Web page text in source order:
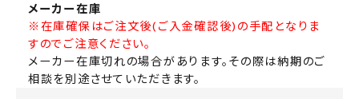
メーカー在庫
※在庫確保はご注文後(ご入金確認後)の手配となりま
すのでご注意ください。
メーカー在庫切れの場合があります。その際は納期のご
相談を別途させていただきます。